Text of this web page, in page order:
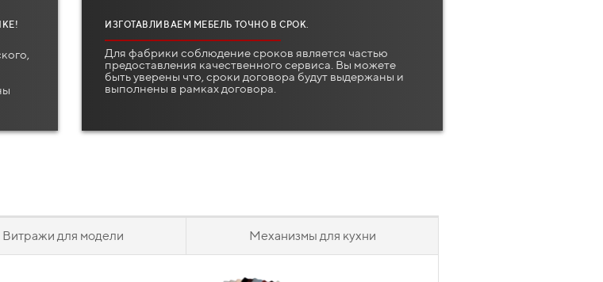
ИЗГОТАВЛИВАЕМ МЕБЕЛЬ ТОЧНО В СРОК.
Для фабрики соблюдение сроков является частью
предоставления качественного сервиса. Вы можете
быть уверены что, сроки договора будут выдержаны и
выполнены в рамках договора.
Витражи для модели Механизмы для кухни